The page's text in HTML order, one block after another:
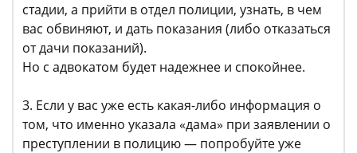
стадии, а прийти в отдел полиции, узнать, в чем
вас обвиняют, и дать показания (либо отказаться
от дачи показаний).
Но с адвокатом будет надежнее и спокойнее.
3. Если у вас уже есть какая-либо информация о
том, что именно указала «дама» при заявлении о
преступлении в полицию — попробуйте уже